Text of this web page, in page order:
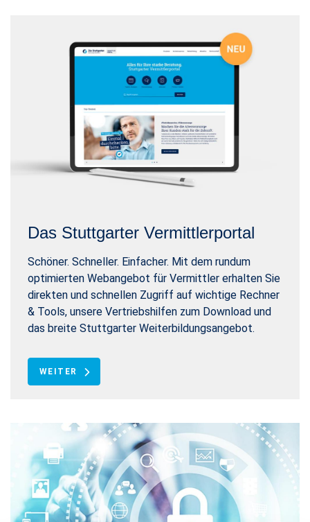
Das Stuttgarter Vermittlerportal
Schöner. Schneller. Einfacher. Mit dem rundum
optimierten Webangebot für Vermittler erhalten Sie
direkten und schnellen Zugriff auf wichtige Rechner
& Tools, unsere Vertriebshilfen zum Download und
das breite Stuttgarter Weiterbildungsangebot.
WEITER